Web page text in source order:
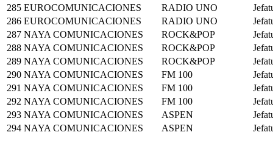
285 EUROCOMUNICACIONES RADIO UNO
286 EUROCOMUNICACIONES RADIO UNO
287 NAYA COMUNICACIONES ROCK&POP
288 NAYA COMUNICACIONES ROCK&POP
289 NAYA COMUNICACIONES ROCK&POP
290 NAYA COMUNICACIONES FM 100
291 NAYA COMUNICACIONES FM 100
292 NAYA COMUNICACIONES FM 100
293 NAYA COMUNICACIONES ASPEN
294 NAYA COMUNICACIONES ASPEN